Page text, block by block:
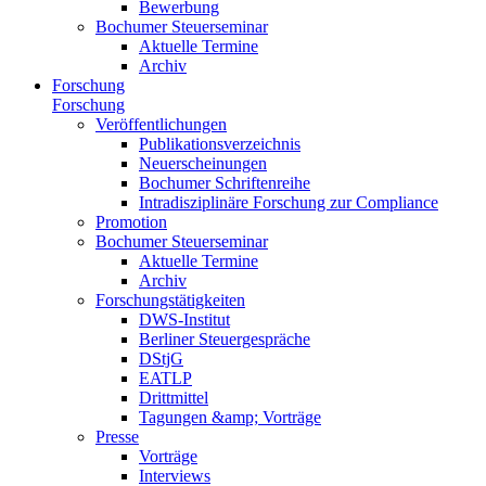
Bewerbung
Bochumer Steuerseminar
Aktuelle Termine
Archiv
Forschung
Forschung
Veröffentlichungen
Publikationsverzeichnis
Neuerscheinungen
Bochumer Schriftenreihe
Intradisziplinäre Forschung zur Compliance
Promotion
Bochumer Steuerseminar
Aktuelle Termine
Archiv
Forschungstätigkeiten
DWS-Institut
Berliner Steuergespräche
DStjG
EATLP
Drittmittel
Tagungen &amp; Vorträge
Presse
Vorträge
Interviews